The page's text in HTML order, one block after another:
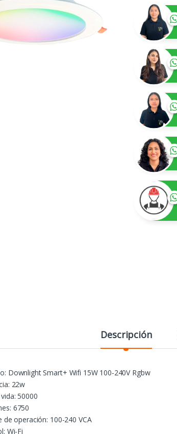
Descripción
Downlight Smart+ Wifi 15W 100-240V Rgbw
22w
50000
6750
de operación: 100-240 VCA
Wi-Fi